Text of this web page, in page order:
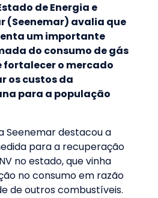
de Energia e
(Seenemar) avalia que
um importante
do consumo de gás
fortalecer o mercado
os custos da
para a população
Seenemar destacou a
para a recuperação
no estado, que vinha
no consumo em razão
de outros combustíveis.